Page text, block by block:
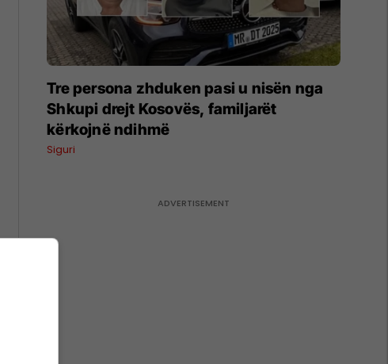
Tre persona zhduken pasi u nisën nga
Shkupi drejt Kosovës, familjarët
kërkojnë ndihmë
Siguri